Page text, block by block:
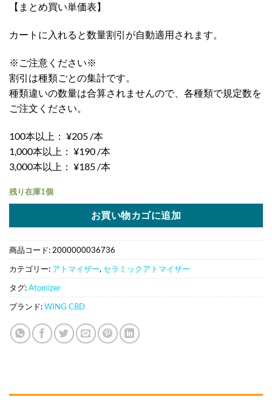
【まとめ買い単価表】
カートに入れると数量割引が自動適用されます。
※ご注意ください※
割引は種類ごとの集計です。
種類違いの数量は合算されませんので、各種類で規定数を
ご注文ください。
100本以上： ¥205 /本
1,000本以上： ¥190 /本
3,000本以上： ¥185 /本
残り在庫1個
お買い物カゴに追加
商品コード:2000000036736
カテゴリー: アトマイザー, セラミックアトマイザー
タグ:Atomizer
ブランド:WING CBD